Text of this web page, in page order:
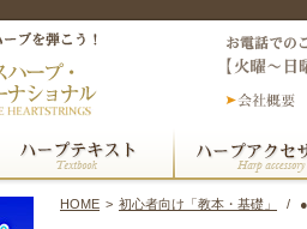
HOME > 初心者向け「教本・基礎」 /